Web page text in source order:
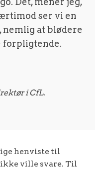
ser vi en
at blødere
forpligtende.
i CfL.
henviste til
ikke ville svare. Til